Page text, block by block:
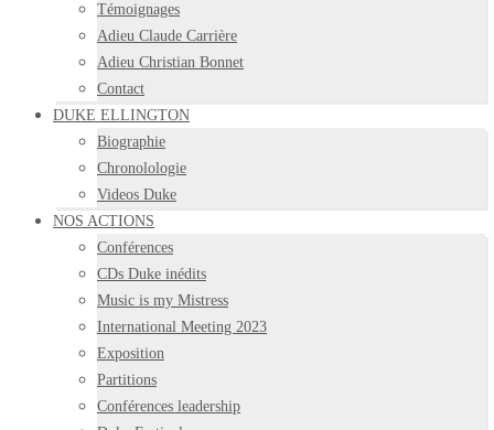
Témoignages
Adieu Claude Carrière
Adieu Christian Bonnet
Contact
DUKE ELLINGTON
Biographie
Chronolologie
Videos Duke
NOS ACTIONS
Conférences
CDs Duke inédits
Music is my Mistress
International Meeting 2023
Exposition
Partitions
Conférences leadership